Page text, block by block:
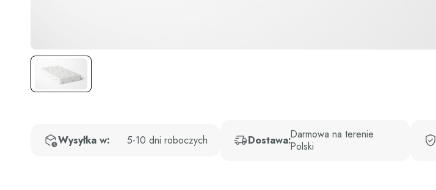
Wysyłka w: 5-10 dni roboczych Dostawa:Darmowa na terenie
Polski